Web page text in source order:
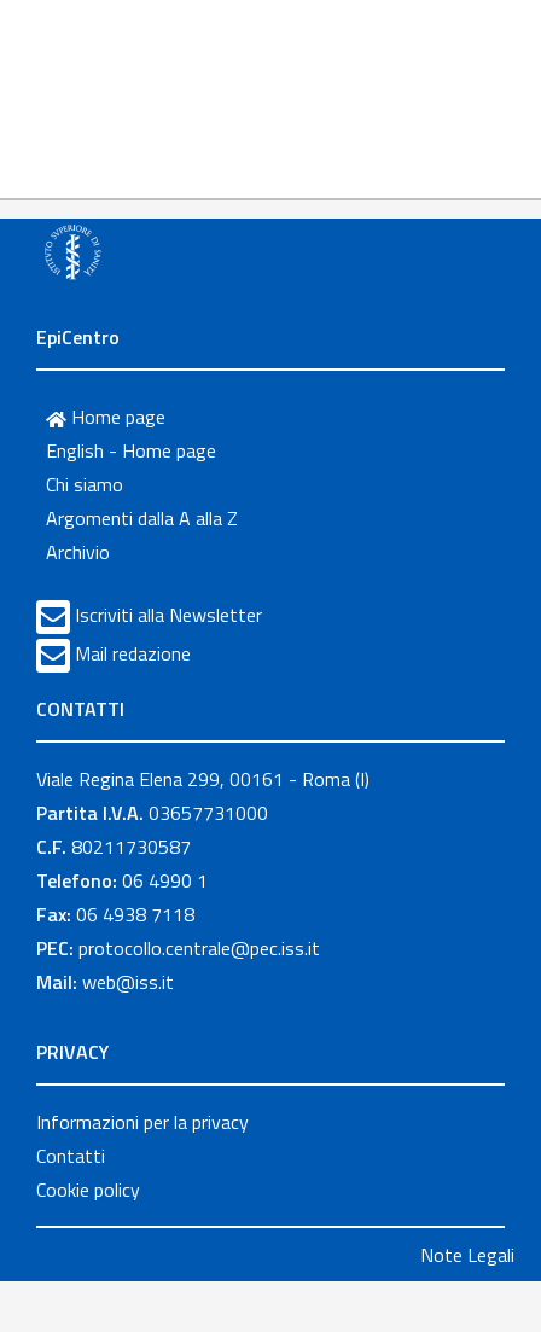
EpiCentro
Home page
English - Home page
Chi siamo
Argomenti dalla A alla Z
Archivio
Iscriviti alla Newsletter
Mail redazione
CONTATTI
Viale Regina Elena 299, 00161 - Roma (I)
Partita I.V.A. 03657731000
C.F. 80211730587
Telefono: 06 4990 1
Fax: 06 4938 7118
PEC: protocollo.centrale@pec.iss.it
Mail: web@iss.it
PRIVACY
Informazioni per la privacy
Contatti
Cookie policy
Note Legali